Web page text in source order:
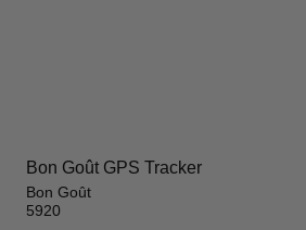
Bon Goût GPS Tracker
Bon Goût
5920